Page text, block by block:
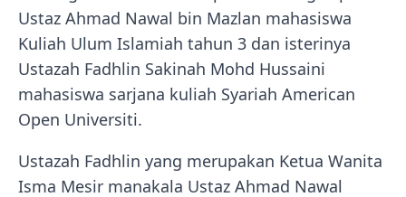
Ustaz Ahmad Nawal bin Mazlan mahasiswa
Kuliah Ulum Islamiah tahun 3 dan isterinya
Ustazah Fadhlin Sakinah Mohd Hussaini
mahasiswa sarjana kuliah Syariah American
Open Universiti.
Ustazah Fadhlin yang merupakan Ketua Wanita
Isma Mesir manakala Ustaz Ahmad Nawal